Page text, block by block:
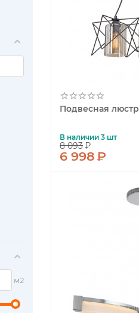
Подвесная
В наличии 3 шт
8 093₽
6 998₽
м2